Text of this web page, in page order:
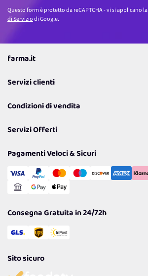
Questo form è protetto da reCAPTCHA - vi si applicano la
di Serviziodi Google.
farma.it
Coupon
Lavora con noi
Politiche per la parità di genere
Servizi clienti
Richiamami
Resi
Condizioni di vendita
Spedizioni
Cookie Policy
Gestisci Cookie
Servizi Offerti
Reso Facile e Veloce
Pagamenti Veloci & Sicuri
Consegna Gratuita in 24/72h
Sito sicuro